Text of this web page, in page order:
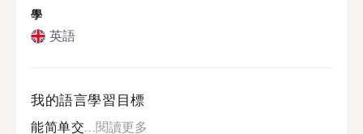
學
英語
我的語言學習目標
能简单交...閱讀更多